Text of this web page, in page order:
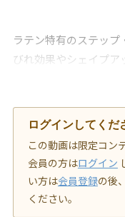
ラテン特有のステップ
びれ効果やシェイプア
ログインしてくだ
この動画は限定コン
会員の方はログイン
い方は会員登録の後
ください。